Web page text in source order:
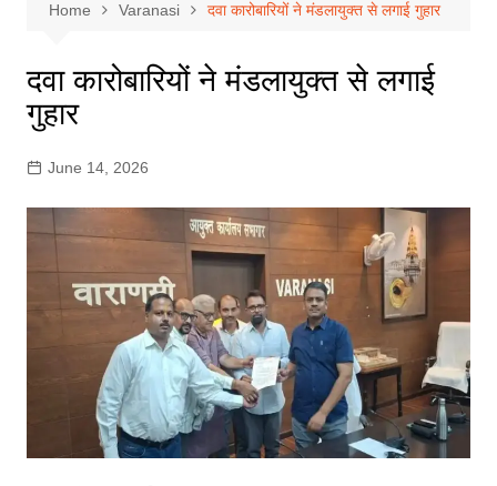
Home Varanasi दवा कारोबारियों ने मंडलायुक्त से लगाई गुहार
दवा कारोबारियों ने मंडलायुक्त से लगाई
गुहार
June 14, 2026